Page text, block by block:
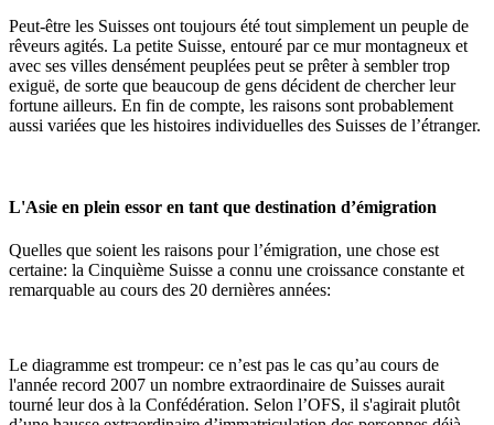
Peut-être les Suisses ont toujours été tout simplement un peuple de
rêveurs agités. La petite Suisse, entouré par ce mur montagneux et
avec ses villes densément peuplées peut se prêter à sembler trop
exiguë, de sorte que beaucoup de gens décident de chercher leur
fortune ailleurs. En fin de compte, les raisons sont probablement
aussi variées que les histoires individuelles des Suisses de l’étranger.
L'Asie en plein essor en tant que destination d’émigration
Quelles que soient les raisons pour l’émigration, une chose est
certaine: la Cinquième Suisse a connu une croissance constante et
remarquable au cours des 20 dernières années:
Le diagramme est trompeur: ce n’est pas le cas qu’au cours de
l'année record 2007 un nombre extraordinaire de Suisses aurait
tourné leur dos à la Confédération. Selon l’OFS, il s'agirait plutôt